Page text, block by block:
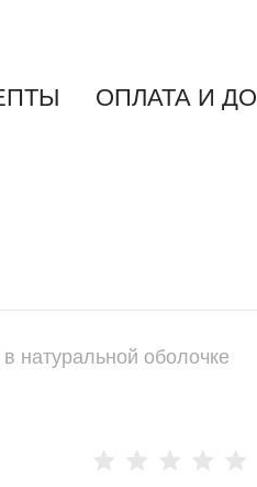
ОПЛАТА И
натуральной оболочке